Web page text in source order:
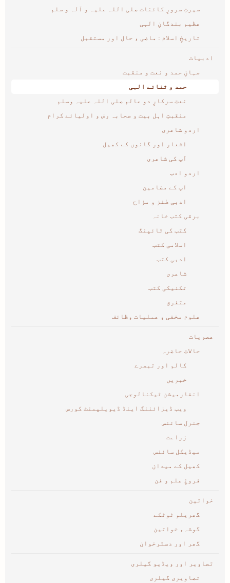
سیرتِ سرورِ کائنات صلی اللہ علیہ و آلہ و سلم
عظیم بندگانِ الہی
تاریخِ اسلام : ماضی ، حال اور مستقبل
ادبیات
جہانِ حمد و نعت و منقبت
حمد و ثنائے الہی
نعتِ سرکارِ دو عالم صلی اللہ علیہ وسلم
منقبتِ اہل بیت و صحابہ رض و اولیائے کرام
اردو شاعری
اشعار اور گانوں کے کھیل
آپ کی شاعری
اردو ادب
آپ کے مضامین
ادبی طنز و مزاح
برقی کتب خانہ
کتب کی ٹائپنگ
اسلامی کتب
ادبی کتب
شاعری
تکنیکی کتب
متفرق
علوم مخفی و عملیات وظائف
عصریات
حالاتِ حاضرہ
کالم اور تبصرے
خبریں
انفارمیشن ٹیکنالوجی
ویب ڈیزائننگ اینڈ ڈیویلپمنٹ کورس
جنرل سائنس
زراعت
میڈیکل سائنس
کھیل کے میدان
فروغِ علم و فن
خواتین
گھریلو ٹوٹکے
گوشہء خواتین
گھر اور دسترخوان
تصاویر اور ویڈیو گیلری
تصاویری گیلری